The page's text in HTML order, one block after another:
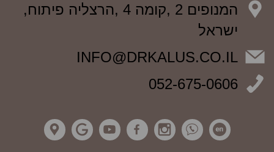
המנופים 2 ,קומה 4 ,הרצליה פיתוח,
ישראל
INFO@DRKALUS.CO.IL
052-675-0606